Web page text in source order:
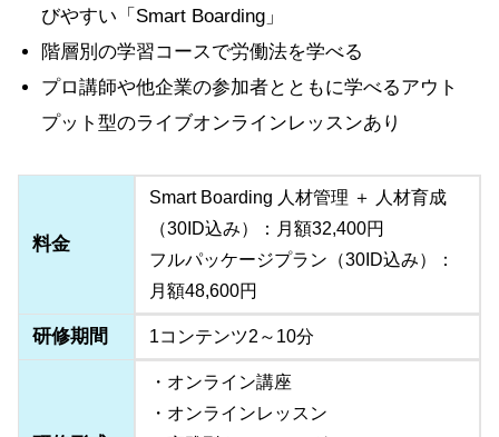
びやすい「Smart Boarding」
階層別の学習コースで労働法を学べる
プロ講師や他企業の参加者とともに学べるアウト
プット型のライブオンラインレッスンあり
料金
Smart Boarding 人材管理 ＋ 人材育成
（30ID込み）：月額32,400円
フルパッケージプラン（30ID込み）：
月額48,600円
研修期間 1コンテンツ2～10分
・オンライン講座
・オンラインレッスン